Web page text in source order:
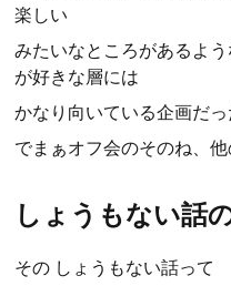
楽しい
みたいなところがあるよ
が好きな層には
かなり向いている企画だ
でまぁオフ会のそのね、
しょうもない話
その しょうもない話って